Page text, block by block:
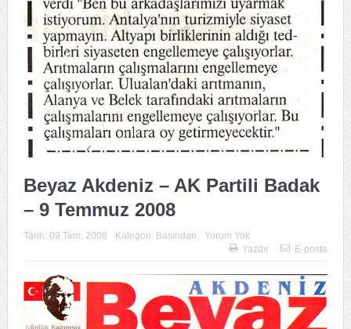
Beyaz Akdeniz – AK Partili Badak
– 9 Temmuz 2008
Tarih: 09 Tem, 2008 Kategori: Basından
Yorum Yok
Yazdır
E-posta